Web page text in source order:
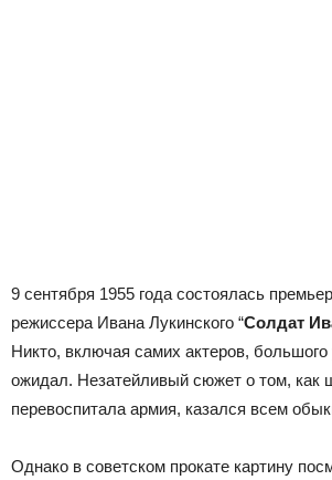
9 сентября 1955 года состоялась
режиссера Ивана Лукинского “Солдат
Никто, включая самих актеров,
ожидал. Незатейливый сюжет о том, как
перевоспитала армия, казался всем
Однако в советском прокате картину